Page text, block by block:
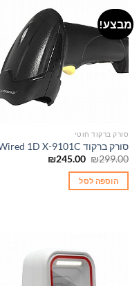
מבצע!
סורק ברקוד חוטי
סורק ברקוד Wired 1D X-9101C
₪299.00
המחיר
היה:
₪299.00.
₪245.00
המחיר
הוספה לסל